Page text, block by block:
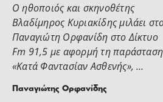
Ο ηθοποιός και σκηνοθέτης
Βλαδίμηρος Κυριακίδης μιλάει
Παναγιώτη Ορφανίδη στο Δίκτυο
Fm 91,5 με αφορμή τη παράσταση
«Κατά Φαντασίαν Ασθενής», …
Παναγιώτης Ορφανίδης